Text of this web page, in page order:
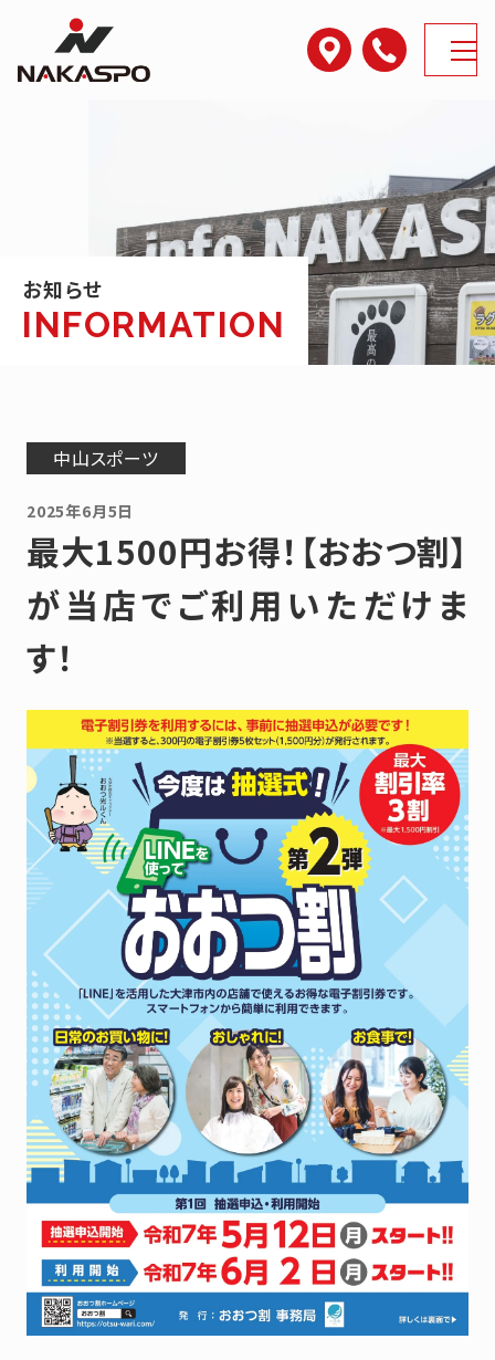
アクセス電話番号
MENU
お知らせ
中山スポーツ
2025年6月5日
最大1500円お得！【おおつ割】
が当店でご利用いただけま
す！